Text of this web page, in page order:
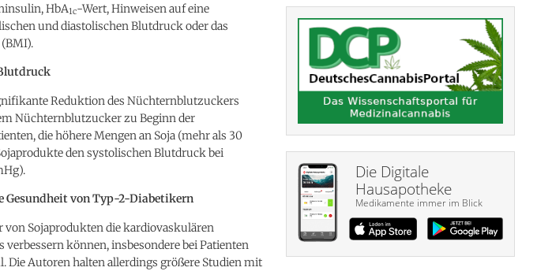
HbA1c-Wert, Hinweisen auf eine
und diastolischen Blutdruck oder das
Reduktion des Nüchternblutzuckers
Nüchternblutzucker zu Beginn der
die höhere Mengen an Soja (mehr als 30
den systolischen Blutdruck bei
Gesundheit von Typ-2-Diabetikern
von Sojaprodukten die kardiovaskulären
können, insbesondere bei Patienten
Autoren halten allerdings größere Studien mit
Die Digitale
Hausapotheke
Medikamente immer im Blick